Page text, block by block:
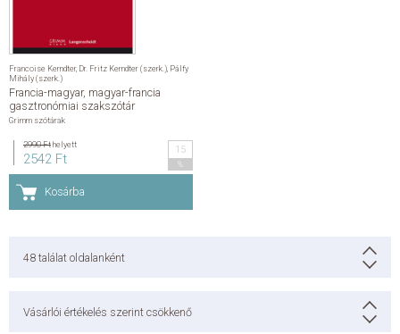
Francoise Kerndter, Dr. Fritz Kerndter (szerk.) Pálfy
Mihály (szerk.)
Francia-magyar, magyar-francia
gasztronómiai szakszótár
Grimm szótárak
2990 Fthelyett
2542 Ft
15
Kosárba
48 találat oldalanként
Vásárlói értékelés szerint csökkenő